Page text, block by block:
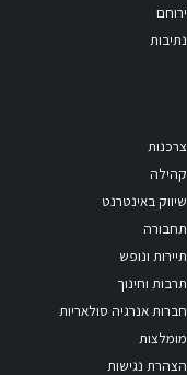
ירוחם
נתיבות
צרכנות
קהילה
שיווק באינטרנט
תחבורה
תיירות ונופש
תרבות וחינוך
חברות אנרגיה סולאריות
מומלצות
הצהרת נגישות